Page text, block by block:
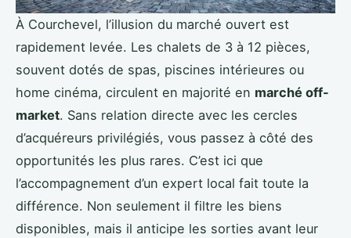
À Courchevel, l’illusion du marché ouvert est
rapidement levée. Les chalets de 3 à 12 pièces,
souvent dotés de spas, piscines intérieures ou
home cinéma, circulent en majorité en marché off-
market. Sans relation directe avec les cercles
d’acquéreurs privilégiés, vous passez à côté des
opportunités les plus rares. C’est ici que
l’accompagnement d’un expert local fait toute la
différence. Non seulement il filtre les biens
disponibles, mais il anticipe les sorties avant leur